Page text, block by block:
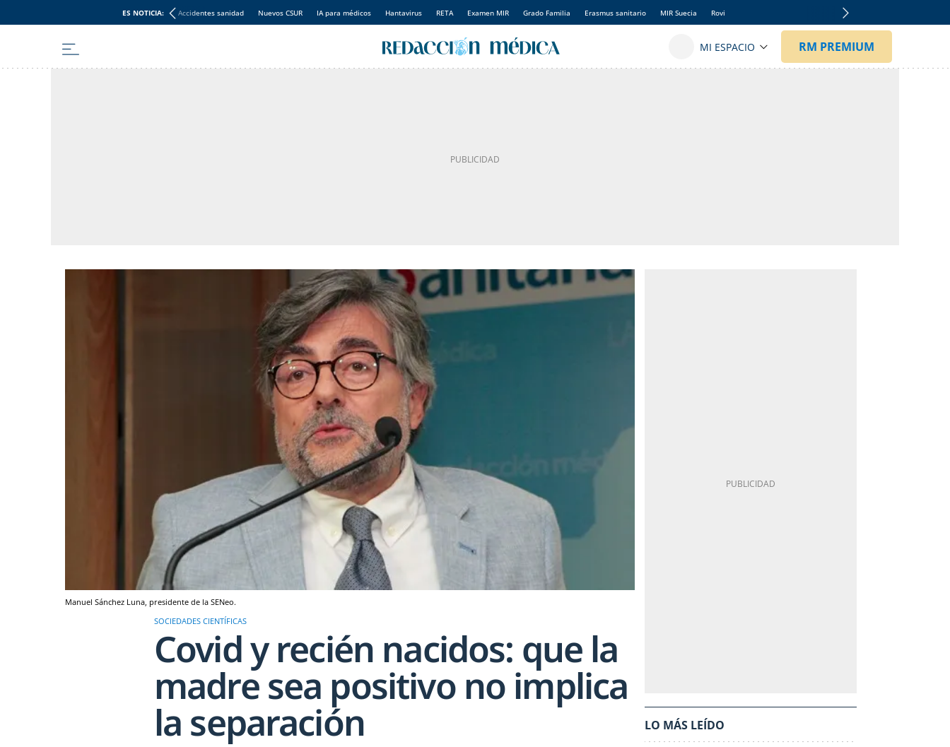
ES NOTICIA: Accidentes sanidad Nuevos CSUR IA para médicos Hantavirus RETA Examen MIR Grado Familia Erasmus sanitario MIR Suecia Rovi
Manuel Sánchez Luna, presidente de la SENeo.
SOCIEDADES CIENTÍFICAS
Covid y recién nacidos: que la
madre sea positivo no implica
la separación LO MÁS LEÍDO